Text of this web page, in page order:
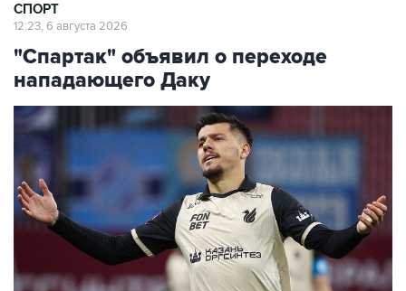
СПОРТ
12:23, 6 августа 2026
"Спартак" объявил о переходе
нападающего Даку